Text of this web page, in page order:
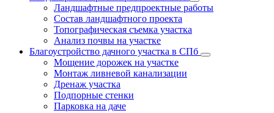
Ландшафтные предпроектные работы
Состав ландшафтного проекта
Топографическая съемка участка
Анализ почвы на участке
Благоустройство дачного участка в СПб
Мощение дорожек на участке
Монтаж ливневой канализации
Дренаж участка
Подпорные стенки
Парковка на даче